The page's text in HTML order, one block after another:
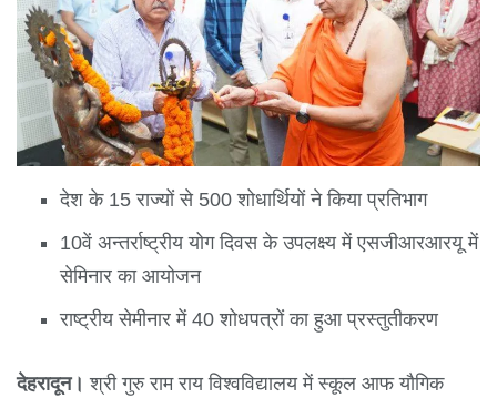
देश के 15 राज्यों से 500 शोधार्थियों ने किया प्रतिभाग
10वें अन्तर्राष्ट्रीय योग दिवस के उपलक्ष्य में एसजीआरआरयू में
सेमिनार का आयोजन
राष्ट्रीय सेमीनार में 40 शोधपत्रों का हुआ प्रस्तुतीकरण
देहरादून। श्री गुरु राम राय विश्वविद्यालय में स्कूल आफ यौगिक